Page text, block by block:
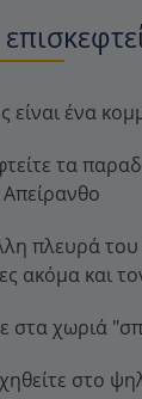
είναι ένα
τα
Απείρανθο
πλευρά του
ακόμα και
στα χωριά
στο